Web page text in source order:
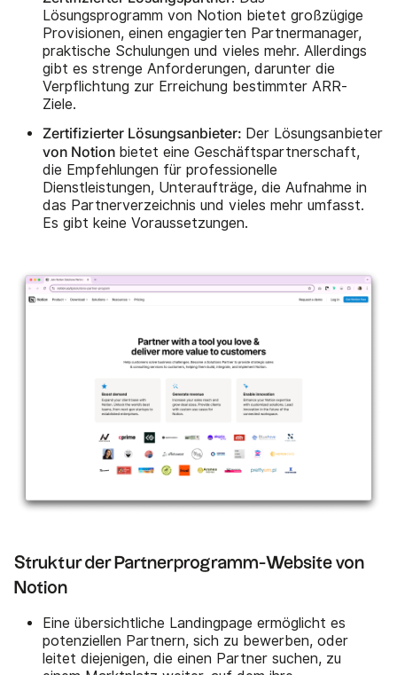
Lösungsprogramm von Notion bietet großzügige
Provisionen, einen engagierten Partnermanager,
praktische Schulungen und vieles mehr. Allerdings
gibt es strenge Anforderungen, darunter die
Verpflichtung zur Erreichung bestimmter ARR-
Ziele.
Zertifizierter Lösungsanbieter: Der Lösungsanbieter
von Notion bietet eine Geschäftspartnerschaft,
die Empfehlungen für professionelle
Dienstleistungen, Unteraufträge, die Aufnahme in
das Partnerverzeichnis und vieles mehr umfasst.
Es gibt keine Voraussetzungen.
Struktur der Partnerprogramm-Website von
Notion
Eine übersichtliche Landingpage ermöglicht es
potenziellen Partnern, sich zu bewerben, oder
leitet diejenigen, die einen Partner suchen, zu